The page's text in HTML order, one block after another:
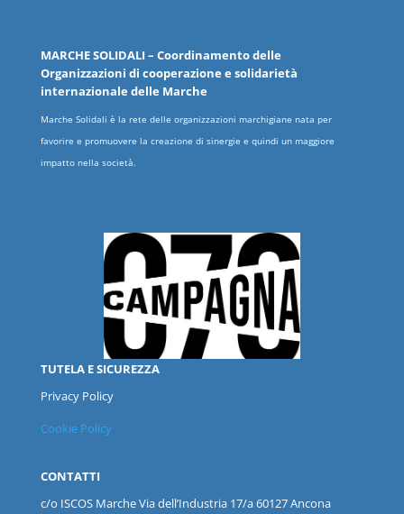
MARCHESOLIDALI– Coordinamento delle
Organizzazioni di cooperazione e solidarietà
internazionale delle Marche
Marche Solidali è la rete delle organizzazioni marchigiane nata per
favorire e promuovere la creazione di sinergie e quindi un maggiore
impatto nella società.
TUTELA E SICUREZZA
Privacy Policy
Cookie Policy
CONTATTI
c/o ISCOS MarcheVia dell’Industria 17/a 60127 Ancona